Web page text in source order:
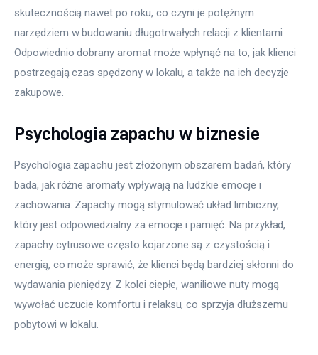
skutecznością nawet po roku, co czyni je potężnym
narzędziem w budowaniu długotrwałych relacji z klientami.
Odpowiednio dobrany aromat może wpłynąć na to, jak klienci
postrzegają czas spędzony w lokalu, a także na ich decyzje
zakupowe.
Psychologia zapachu w biznesie
Psychologia zapachu jest złożonym obszarem badań, który
bada, jak różne aromaty wpływają na ludzkie emocje i
zachowania. Zapachy mogą stymulować układ limbiczny,
który jest odpowiedzialny za emocje i pamięć. Na przykład,
zapachy cytrusowe często kojarzone są z czystością i
energią, co może sprawić, że klienci będą bardziej skłonni do
wydawania pieniędzy. Z kolei ciepłe, waniliowe nuty mogą
wywołać uczucie komfortu i relaksu, co sprzyja dłuższemu
pobytowi w lokalu.